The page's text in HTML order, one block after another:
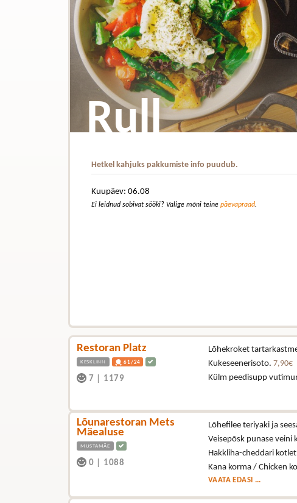
Rull
Hetkel kahjuks pakkumiste info puudub.
Kuupäev: 06.08
Ei leidnud sobivat sööki? Valige mõni teine päevapraad.
Restoran Platz
KESKLINN 61/24
7 1179
Lõhekroket
Kukeseenerisoto. 7,90€
Külm peedisupp
Lõunarestoran Mets
Mäealuse
MUSTAMÄE
0 1088
Lõhefilee teriyaki ja
Veisepõsk punase veini
Hakkliha-cheddari
Kana korma / Chicken
VAATA EDASI ...